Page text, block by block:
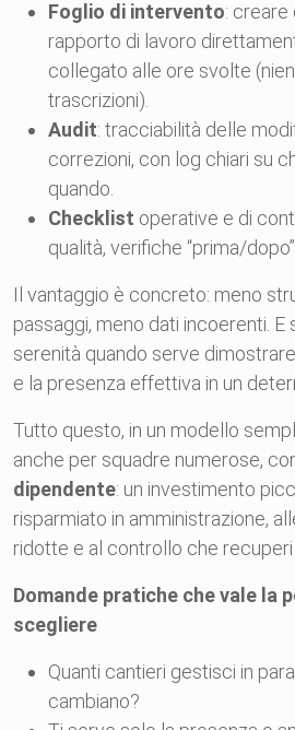
Foglio di intervento: creare
rapporto di lavoro
collegato alle ore svolte
trascrizioni).
Audit: tracciabilità delle
correzioni, con log chiari su
quando.
Checklist operative e di
qualità, verifiche “prima/
Il vantaggio è concreto: meno
passaggi, meno dati incoerenti.
serenità quando serve
e la presenza effettiva in un
Tutto questo, in un modello
anche per squadre numerose,
dipendente: un investimento
risparmiato in amministrazione,
ridotte e al controllo che
Domande pratiche che vale la
scegliere
Quanti cantieri gestisci in
cambiano?